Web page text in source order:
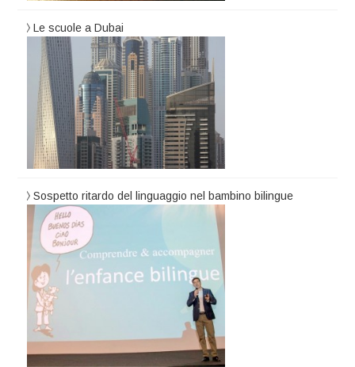
Le scuole a Dubai
Sospetto ritardo del linguaggio nel bambino bilingue